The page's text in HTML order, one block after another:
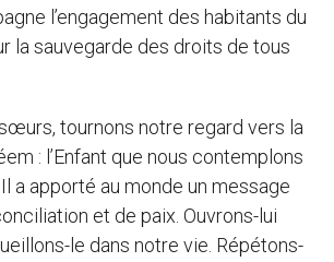
l’engagement des habitants du
la sauvegarde des droits de tous
tournons notre regard vers la
: l’Enfant que nous contemplons
a apporté au monde un message
et de paix. Ouvrons-lui
le dans notre vie. Répétons-